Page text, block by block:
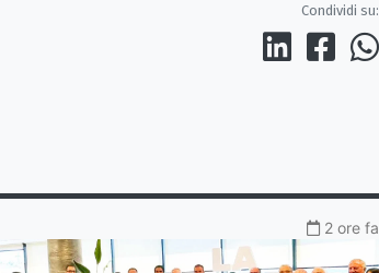
Condividi su:
2 ore fa